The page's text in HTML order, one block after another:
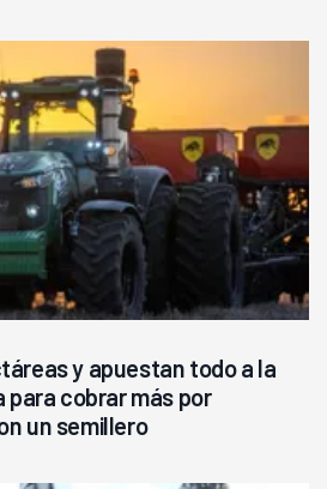
y apuestan todo a la
para cobrar más por
un semillero